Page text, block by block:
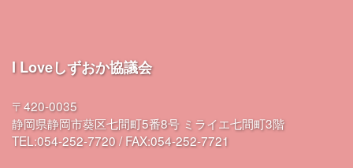
I Loveしずおか協議会
〒420-0035
静岡県静岡市葵区七間町5番8号 ミライエ七間町3階
TEL:054-252-7720 / FAX:054-252-7721